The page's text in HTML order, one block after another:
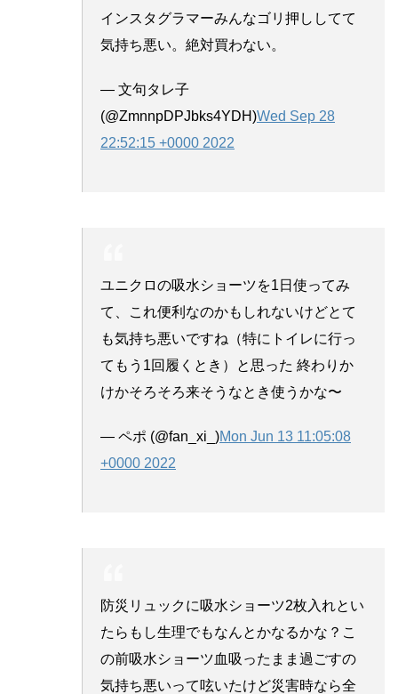
インスタグラマーみんなゴリ押ししてて
気持ち悪い。絶対買わない。
— 文句タレ子
(@ZmnnpDPJbks4YDH)Wed Sep 28
22:52:15 +0000 2022
ユニクロの吸水ショーツを1日使ってみ
て、これ便利なのかもしれないけどとて
も気持ち悪いですね（特にトイレに行っ
てもう1回履くとき）と思った 終わりか
けかそろそろ来そうなとき使うかな〜
— ペポ (@fan_xi_)Mon Jun 13 11:05:08
+0000 2022
防災リュックに吸水ショーツ2枚入れとい
たらもし生理でもなんとかなるかな？こ
の前吸水ショーツ血吸ったまま過ごすの
気持ち悪いって呟いたけど災害時なら全